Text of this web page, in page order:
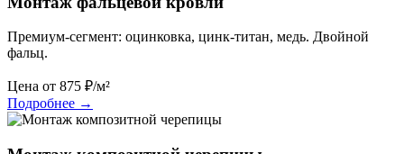
Премиум-сегмент: оцинковка, цинк-титан, медь. Двойной
фальц.
Цена от 875 ₽/м²
Подробнее →